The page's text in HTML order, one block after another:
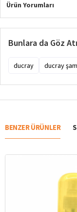
Ürün Yorumları
Bunlara da Göz
ducray ducray
BENZER ÜRÜNLER